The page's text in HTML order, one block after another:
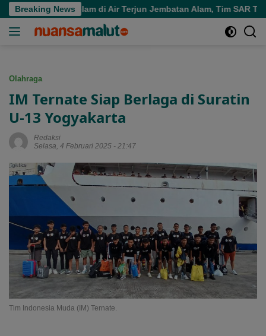
Langsung
ke
Breaking News
Tenggelam di Air Terjun Jembatan Alam, Tim SAR Turun
Olahraga
IM Ternate Siap Berlaga di Suratin
U-13 Yogyakarta
Redaksi
Selasa, 4 Februari 2025 - 21:47
Tim Indonesia Muda (IM) Ternate.